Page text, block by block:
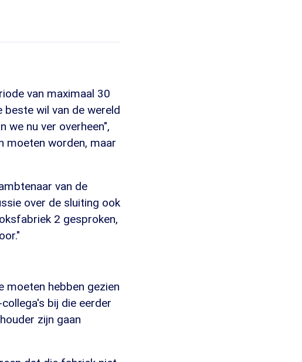
van maximaal 30
beste wil van de wereld
we nu ver overheen",
moeten worden, maar
van de
over de sluiting ook
2 gesproken,
moeten hebben gezien
bij die eerder
zijn gaan